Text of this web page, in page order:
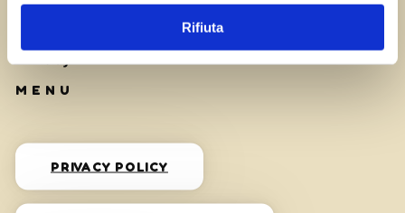
Rifiuta
PRIVACY POLICY